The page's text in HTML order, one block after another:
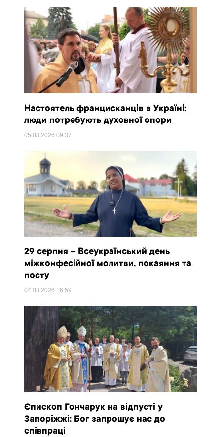
Настоятель францисканців в Україні:
люди потребують духовної опори
05.08.202609:37
29 серпня – Всеукраїнський день
міжконфесійної молитви, покаяння та
посту
04.08.2026 16:59
Єпископ Гончарук на відпусті у
Запоріжжі: Бог запрошує нас до
співпраці